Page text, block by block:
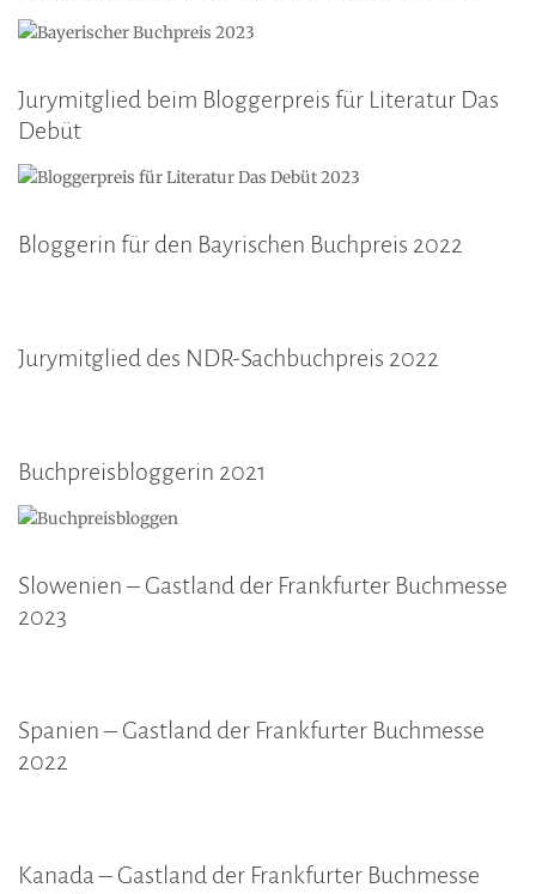
Jurymitglied beim Bloggerpreis für Literatur Das
Debüt
Bloggerin für den Bayrischen Buchpreis 2022
Jurymitglied des NDR-Sachbuchpreis 2022
Buchpreisbloggerin 2021
Slowenien – Gastland der Frankfurter Buchmesse
2023
Spanien – Gastland der Frankfurter Buchmesse
2022
Kanada – Gastland der Frankfurter Buchmesse